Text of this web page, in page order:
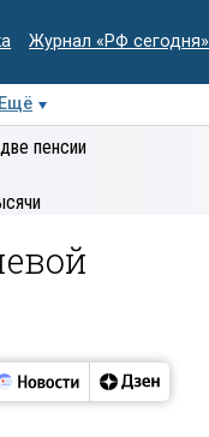
Журнал «РФ сегодня»
Ещё
Деловая
пенсии